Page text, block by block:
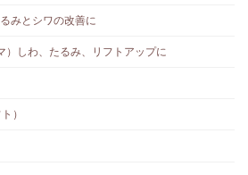
みとシワの改善に
）しわ、たるみ、リフトアップに
）